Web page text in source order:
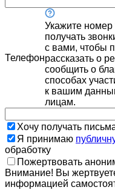
Телефон
Укажите
получать
с вами, чтобы
рассказать о
сообщить о
способах
к вашим
лицам.
Хочу получать
Я принимаю
обработку
Пожертвовать
Внимание! Вы
информацией